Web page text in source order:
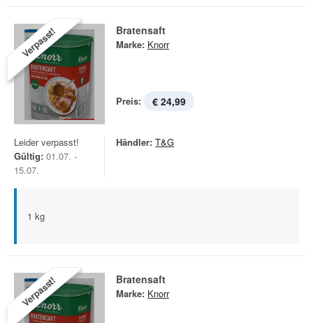
Verpasst! Bratensaft
Marke: Knorr
Preis: € 24,99
Leider verpasst!
Gültig: 01.07. -
15.07.
Händler: T&G
1 kg
Verpasst! Bratensaft
Marke: Knorr